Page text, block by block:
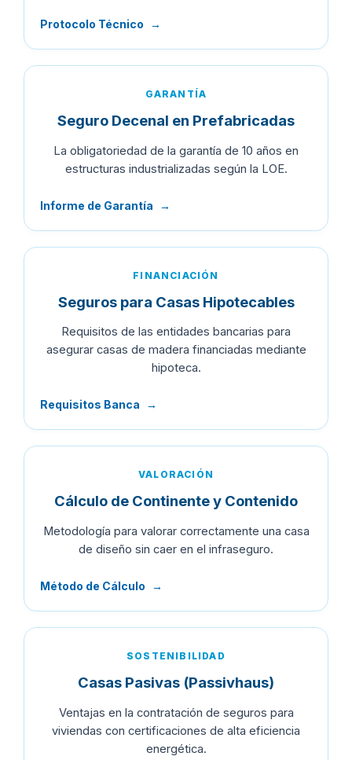
Protocolo Técnico →
GARANTÍA
Seguro Decenal en Prefabricadas
La obligatoriedad de la garantía de 10 años en
estructuras industrializadas según la LOE.
Informe de Garantía →
FINANCIACIÓN
Seguros para Casas Hipotecables
Requisitos de las entidades bancarias para
asegurar casas de madera financiadas mediante
hipoteca.
Requisitos Banca →
VALORACIÓN
Cálculo de Continente y Contenido
Metodología para valorar correctamente una casa
de diseño sin caer en el infraseguro.
Método de Cálculo →
SOSTENIBILIDAD
Casas Pasivas (Passivhaus)
Ventajas en la contratación de seguros para
viviendas con certificaciones de alta eficiencia
energética.